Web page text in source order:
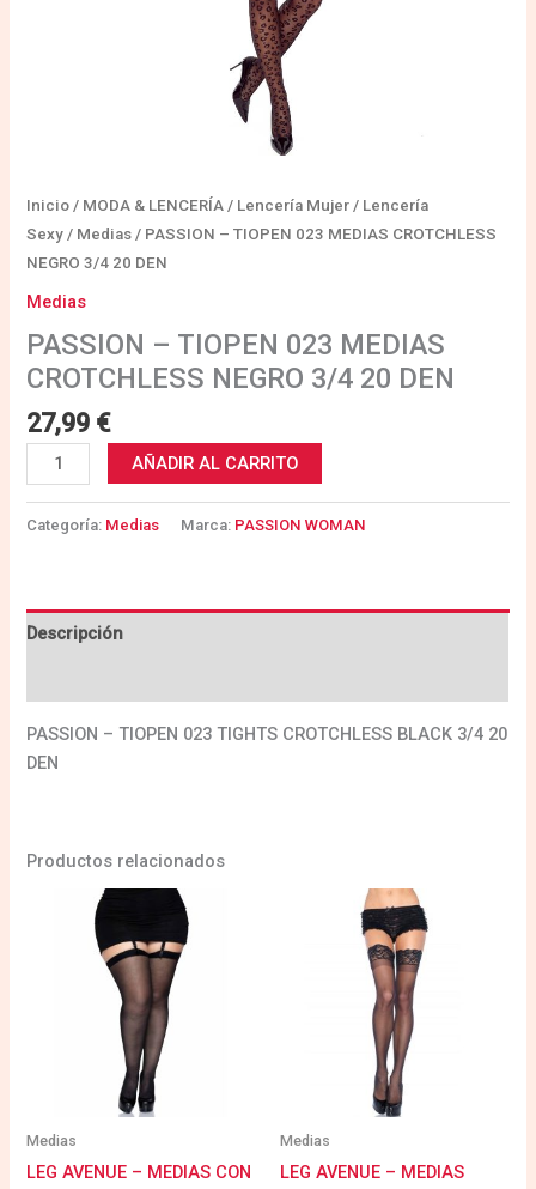
Inicio / MODA & LENCERÍA / Lencería Mujer / Lencería
Sexy / Medias / PASSION – TIOPEN 023 MEDIAS CROTCHLESS
NEGRO 3/4 20 DEN
Medias
PASSION – TIOPEN 023 MEDIAS
CROTCHLESS NEGRO 3/4 20 DEN
27,99 €
AÑADIR AL CARRITO
Categoría: Medias Marca: PASSION WOMAN
Descripción
PASSION – TIOPEN 023 TIGHTS CROTCHLESS BLACK 3/4 20
DEN
Productos relacionados
Medias
LEG AVENUE – MEDIAS CON
Medias
LEG AVENUE – MEDIAS